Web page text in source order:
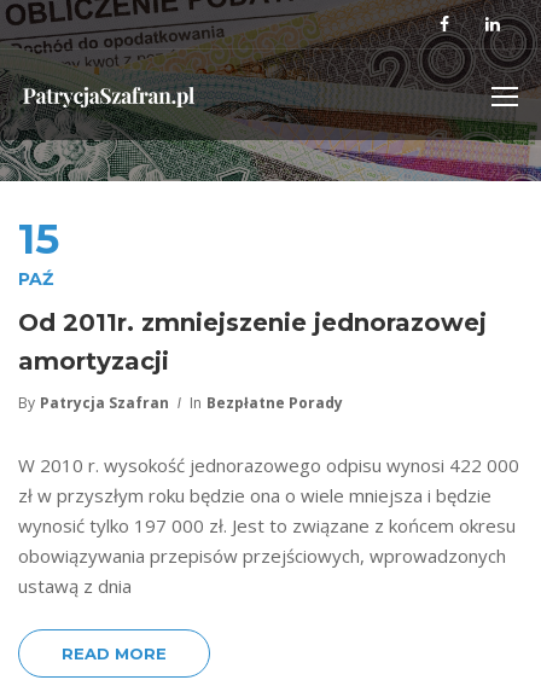
15
PAŹ
Od 2011r. zmniejszenie jednorazowej
amortyzacji
By Patrycja Szafran In Bezpłatne Porady
W 2010 r. wysokość jednorazowego odpisu wynosi 422 000
zł w przyszłym roku będzie ona o wiele mniejsza i będzie
wynosić tylko 197 000 zł. Jest to związane z końcem okresu
obowiązywania przepisów przejściowych, wprowadzonych
ustawą z dnia
READ MORE